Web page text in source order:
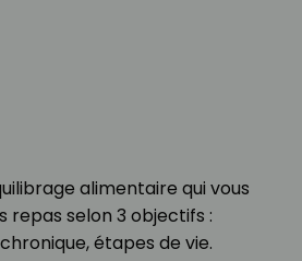
alimentaire qui vous
repas selon 3 objectifs :
étapes de vie.